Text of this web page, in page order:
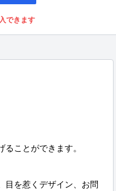
できます
ことができます。
目を惹くデザイン、お問